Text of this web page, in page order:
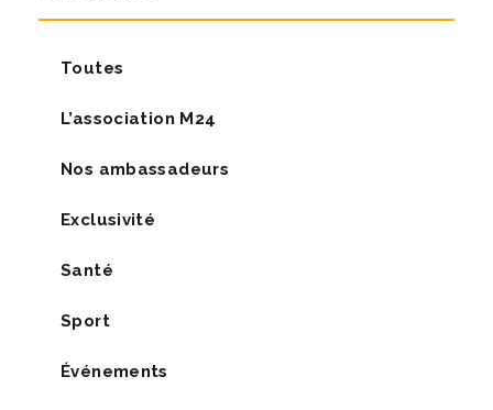
Toutes
L’association M24
Nos ambassadeurs
Exclusivité
Santé
Sport
Événements